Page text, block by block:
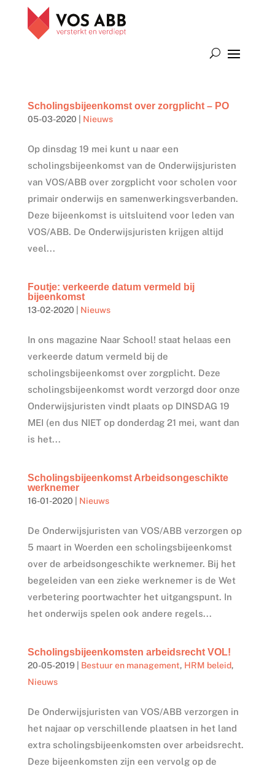
Scholingsbijeenkomst over zorgplicht – PO
05-03-2020 Nieuws
Op dinsdag 19 mei kunt u naar een
scholingsbijeenkomst van de Onderwijsjuristen
van VOS/ABB over zorgplicht voor scholen voor
primair onderwijs en samenwerkingsverbanden.
Deze bijeenkomst is uitsluitend voor leden van
VOS/ABB. De Onderwijsjuristen krijgen altijd
veel...
Foutje: verkeerde datum vermeld bij
bijeenkomst
13-02-2020 Nieuws
In ons magazine Naar School! staat helaas een
verkeerde datum vermeld bij de
scholingsbijeenkomst over zorgplicht. Deze
scholingsbijeenkomst wordt verzorgd door onze
Onderwijsjuristen vindt plaats op DINSDAG 19
MEI (en dus NIET op donderdag 21 mei, want dan
is het...
Scholingsbijeenkomst Arbeidsongeschikte
werknemer
16-01-2020 Nieuws
De Onderwijsjuristen van VOS/ABB verzorgen op
5 maart in Woerden een scholingsbijeenkomst
over de arbeidsongeschikte werknemer. Bij het
begeleiden van een zieke werknemer is de Wet
verbetering poortwachter het uitgangspunt. In
het onderwijs spelen ook andere regels...
Scholingsbijeenkomsten arbeidsrecht VOL!
20-05-2019| Bestuur en management, HRM beleid,
Nieuws
De Onderwijsjuristen van VOS/ABB verzorgen in
het najaar op verschillende plaatsen in het land
extra scholingsbijeenkomsten over arbeidsrecht.
Deze bijeenkomsten zijn een vervolg op de